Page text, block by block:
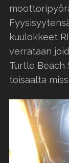
kuulokkeet
verrataan
Turtle Beach
toisaalta